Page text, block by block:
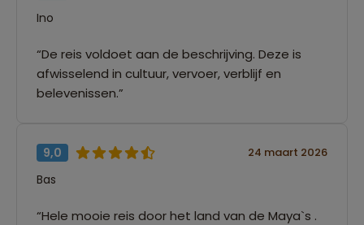
Ino
“De reis voldoet aan de beschrijving. Deze is
afwisselend in cultuur, vervoer, verblijf en
belevenissen.”
9,0 24 maart 2026
Bas
“Hele mooie reis door het land van de Maya`s .